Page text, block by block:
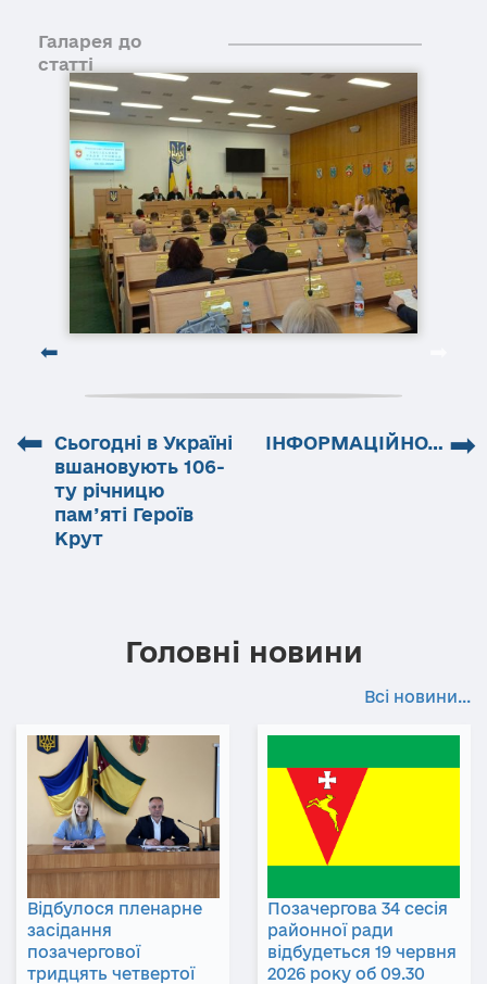
Галарея до
статті
⬅ Сьогодні в Україні
вшановують 106-
ту річницю
пам’яті Героїв
Крут
➡
ІНФОРМАЦІЙНО…
Головні новини
Всі новини...
Відбулося пленарне
засідання
позачергової
тридцять четвертої
Позачергова 34 сесія
районної ради
відбудеться 19 червня
2026 року об 09.30